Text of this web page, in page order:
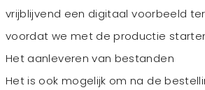
vrijblijvend een digitaal voorbeeld
voordat we met de productie
Het aanleveren van bestanden
Het is ook mogelijk om na de